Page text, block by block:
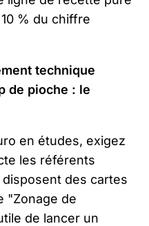
% du chiffre
technique
de pioche : le
en études, exigez
les référents
disposent des cartes
"Zonage de
de lancer un